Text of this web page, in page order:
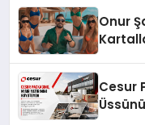
Onur
Cesur